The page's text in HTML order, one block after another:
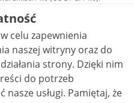
w tym zdjęcia, materiały
na licencji typu
uznanie autorstwa użycie
utworów zależnych 4.0 (CC BY-
jest to stwierdzone inaczej.
celu zapewnienia
naszej witryny oraz do
strony. Dzięki nim
do potrzeb
Pamiętaj, że